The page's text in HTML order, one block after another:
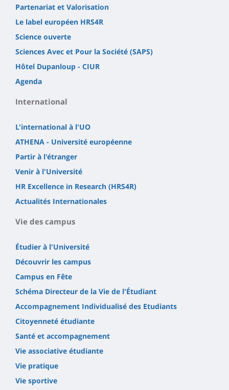
Partenariat et Valorisation
Le label européen HRS4R
Science ouverte
Sciences Avec et Pour la Société (SAPS)
Hôtel Dupanloup - CIUR
Agenda
International
L'international à l'UO
ATHENA - Université européenne
Partir à l'étranger
Venir à l'Université
HR Excellence in Research (HRS4R)
Actualités Internationales
Vie des campus
Étudier à l'Université
Découvrir les campus
Campus en Fête
Schéma Directeur de la Vie de l'Étudiant
Accompagnement Individualisé des Etudiants
Citoyenneté étudiante
Santé et accompagnement
Vie associative étudiante
Vie pratique
Vie sportive